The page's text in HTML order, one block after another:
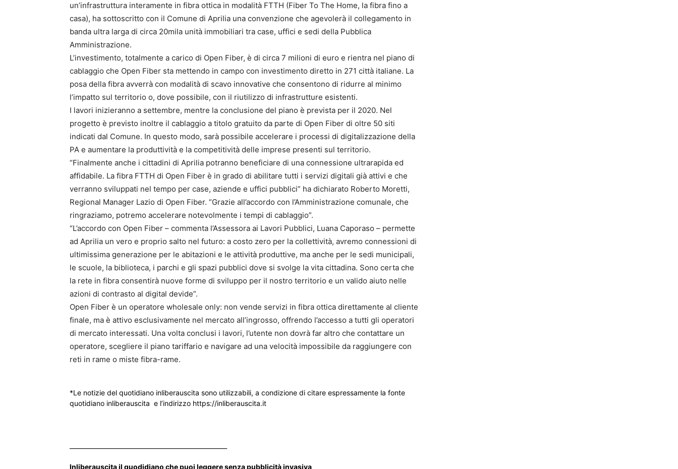
un’infrastruttura interamente in fibra ottica in modalità FTTH (Fiber To The Home, la fibra fino a
casa), ha sottoscritto con il Comune di Aprilia una convenzione che agevolerà il collegamento in
banda ultra larga di circa 20mila unità immobiliari tra case, uffici e sedi della Pubblica
Amministrazione.
L’investimento, totalmente a carico di Open Fiber, è di circa 7 milioni di euro e rientra nel piano di
cablaggio che Open Fiber sta mettendo in campo con investimento diretto in 271 città italiane. La
posa della fibra avverrà con modalità di scavo innovative che consentono di ridurre al minimo
l’impatto sul territorio o, dove possibile, con il riutilizzo di infrastrutture esistenti.
I lavori inizieranno a settembre, mentre la conclusione del piano è prevista per il 2020. Nel
progetto è previsto inoltre il cablaggio a titolo gratuito da parte di Open Fiber di oltre 50 siti
indicati dal Comune. In questo modo, sarà possibile accelerare i processi di digitalizzazione della
PA e aumentare la produttività e la competitività delle imprese presenti sul territorio.
“Finalmente anche i cittadini di Aprilia potranno beneficiare di una connessione ultrarapida ed
affidabile. La fibra FTTH di Open Fiber è in grado di abilitare tutti i servizi digitali già attivi e che
verranno sviluppati nel tempo per case, aziende e uffici pubblici” ha dichiarato Roberto Moretti,
Regional Manager Lazio di Open Fiber. “Grazie all’accordo con l’Amministrazione comunale, che
ringraziamo, potremo accelerare notevolmente i tempi di cablaggio”.
“L’accordo con Open Fiber – commenta l’Assessora ai Lavori Pubblici, Luana Caporaso – permette
ad Aprilia un vero e proprio salto nel futuro: a costo zero per la collettività, avremo connessioni di
ultimissima generazione per le abitazioni e le attività produttive, ma anche per le sedi municipali,
le scuole, la biblioteca, i parchi e gli spazi pubblici dove si svolge la vita cittadina. Sono certa che
la rete in fibra consentirà nuove forme di sviluppo per il nostro territorio e un valido aiuto nelle
azioni di contrasto al digital devide”.
Open Fiber è un operatore wholesale only: non vende servizi in fibra ottica direttamente al cliente
finale, ma è attivo esclusivamente nel mercato all’ingrosso, offrendo l’accesso a tutti gli operatori
di mercato interessati. Una volta conclusi i lavori, l’utente non dovrà far altro che contattare un
operatore, scegliere il piano tariffario e navigare ad una velocità impossibile da raggiungere con
reti in rame o miste fibra-rame.
*Le notizie del quotidiano inliberauscita sono utilizzabili, a condizione di citare espressamente la fonte
quotidiano inliberauscita e l’indirizzo https://inliberauscita.it
Inliberauscita il quodidiano che puoi leggere senza pubblicità invasiva